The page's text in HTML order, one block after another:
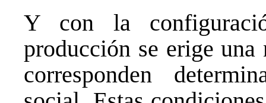
Y con la
producción se erige una
corresponden